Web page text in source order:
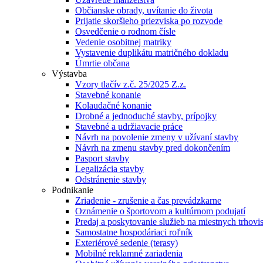
Občianske obrady, uvítanie do života
Prijatie skoršieho priezviska po rozvode
Osvedčenie o rodnom čísle
Vedenie osobitnej matriky
Vystavenie duplikátu matričného dokladu
Úmrtie občana
Výstavba
Vzory tlačív z.č. 25/2025 Z.z.
Stavebné konanie
Kolaudačné konanie
Drobné a jednoduché stavby, prípojky
Stavebné a udržiavacie práce
Návrh na povolenie zmeny v užívaní stavby
Návrh na zmenu stavby pred dokončením
Pasport stavby
Legalizácia stavby
Odstránenie stavby
Podnikanie
Zriadenie - zrušenie a čas prevádzkarne
Oznámenie o športovom a kultúrnom podujatí
Predaj a poskytovanie služieb na miestnych
Samostatne hospodáriaci roľník
Exteriérové sedenie (terasy)
Mobilné reklamné zariadenia